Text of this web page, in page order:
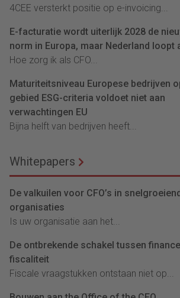
4CEE versterkt positie op e-invoicing...
E-facturatie wordt uiterlijk 2028 de
norm in Europa, maar Nederland loopt
Hoe zorg ik als CFO...
Maturiteitsniveau Europese bedrijven
gebied ESG-criteria voldoet niet aan
verwachtingen EU
Bijna helft van bedrijven heeft...
Whitepapers
De valkuilen voor CFO’s in
organisaties
Is uw organisatie aan het...
De ontbrekende schakel tussen
fiscaliteit
Fiscale vraagstukken ontstaan niet op...